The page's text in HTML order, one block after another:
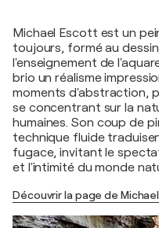
Michael Escott est un
toujours, formé au
l'enseignement de
brio un réalisme
moments d'abstraction,
se concentrant sur la
humaines. Son coup de
technique fluide
fugace, invitant le
et l'intimité du monde
Découvrir la page de